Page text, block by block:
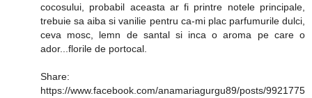
cocosului, probabil aceasta ar fi printre notele principale,
trebuie sa aiba si vanilie pentru ca-mi plac parfumurile dulci,
ceva mosc, lemn de santal si inca o aroma pe care o
ador...florile de portocal.
Share:
https://www.facebook.com/anamariagurgu89/posts/9921775